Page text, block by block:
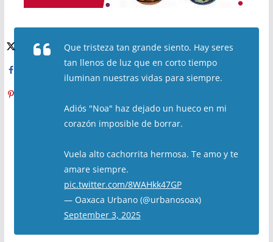
Que tristeza tan grande siento. Hay seres
tan llenos de luz que en corto tiempo
iluminan nuestras vidas para siempre.
Adiós "Noa" haz dejado un hueco en mi
corazón imposible de borrar.
Vuela alto cachorrita hermosa. Te amo y te
amare siempre.
pic.twitter.com/8WAHkk47GP
— Oaxaca Urbano (@urbanosoax)
September 3, 2025